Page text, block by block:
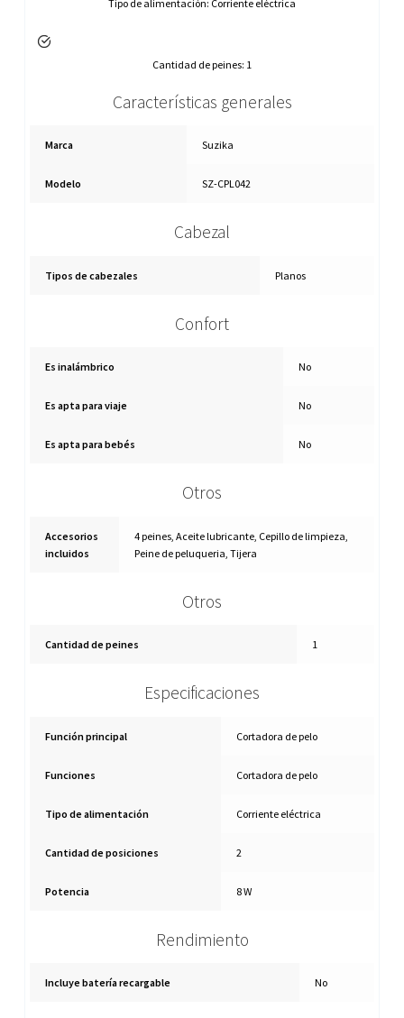
Tipo de alimentación: Corriente eléctrica
Cantidad de peines: 1
Características generales
Marca Suzika
Modelo SZ-CPL042
Cabezal
Tipos de cabezales Planos
Confort
Es inalámbrico No
Es apta para viaje No
Es apta para bebés No
Otros
Accesorios
incluidos
4 peines, Aceite lubricante, Cepillo de limpieza,
Peine de peluqueria, Tijera
Otros
Cantidad de peines 1
Especificaciones
Función principal Cortadora de pelo
Funciones Cortadora de pelo
Tipo de alimentación Corriente eléctrica
Cantidad de posiciones 2
Potencia 8 W
Rendimiento
Incluye batería recargable No